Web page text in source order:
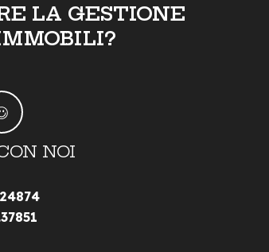
LA GESTIONE
NOI